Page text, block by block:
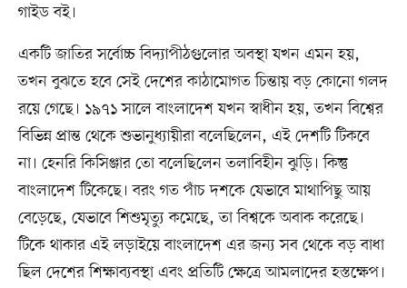
গাইড বই।
একটি জাতির সর্বোচ্চ বিদ্যাপীঠগুলোর অবস্থা যখন এমন হয়,
তখন বুঝতে হবে সেই দেশের কাঠামোগত চিন্তায় বড় কোনো গলদ
রয়ে গেছে। ১৯৭১ সালে বাংলাদেশ যখন স্বাধীন হয়, তখন বিশ্বের
বিভিন্ন প্রান্ত থেকে শুভানুধ্যায়ীরা বলেছিলেন, এই দেশটি টিকবে
না। হেনরি কিসিঞ্জার তো বলেছিলেন তলাবিহীন ঝুড়ি। কিন্তু
বাংলাদেশ টিকেছে। বরং গত পাঁচ দশকে যেভাবে মাথাপিছু আয়
বেড়েছে, যেভাবে শিশুমৃত্যু কমেছে, তা বিশ্বকে অবাক করেছে।
টিকে থাকার এই লড়াইয়ে বাংলাদেশ এর জন্য সব থেকে বড় বাধা
ছিল দেশের শিক্ষাব্যবস্থা এবং প্রতিটি ক্ষেত্রে আমলাদের হস্তক্ষেপ।